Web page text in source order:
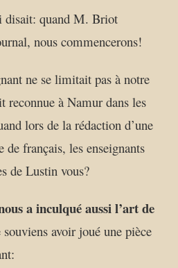
disait: quand M. Briot
nous commencerons!
ne se limitait pas à notre
à Namur dans les
lors de la rédaction d’une
de français, les enseignants
de Lustin vous?
a inculqué aussi l’art de
souviens avoir joué une pièce